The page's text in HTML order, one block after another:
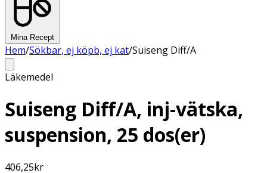
Mina Recept
Hem/Sökbar, ej köpb, ej kat/Suiseng Diff/A
Läkemedel
Suiseng Diff/A, inj-vätska,
suspension, 25 dos(er)
406,25kr